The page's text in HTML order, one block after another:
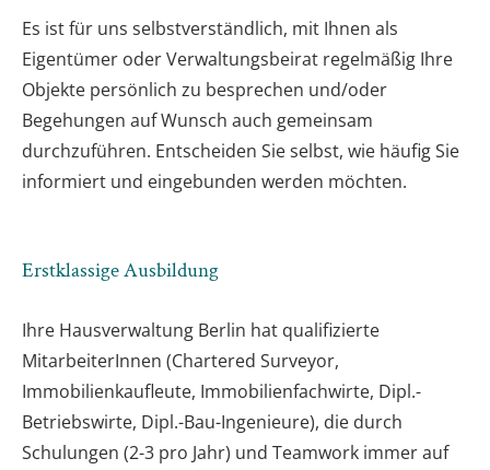
Es ist für uns selbstverständlich, mit Ihnen als
Eigentümer oder Verwaltungsbeirat regelmäßig Ihre
Objekte persönlich zu besprechen und/oder
Begehungen auf Wunsch auch gemeinsam
durchzuführen. Entscheiden Sie selbst, wie häufig Sie
informiert und eingebunden werden möchten.
Erstklassige Ausbildung
Ihre Hausverwaltung Berlin hat qualifizierte
MitarbeiterInnen (Chartered Surveyor,
Immobilienkaufleute, Immobilienfachwirte, Dipl.-
Betriebswirte, Dipl.-Bau-Ingenieure), die durch
Schulungen (2-3 pro Jahr) und Teamwork immer auf